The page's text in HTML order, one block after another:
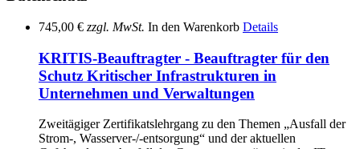
745,00 € zzgl. MwSt. In den Warenkorb Details
KRITIS-Beauftragter - Beauftragter für den
Schutz Kritischer Infrastrukturen in
Unternehmen und Verwaltungen
Zweitägiger Zertifikatslehrgang zu den Themen „Ausfall der
Strom-, Wasserver-/-entsorgung“ und der aktuellen